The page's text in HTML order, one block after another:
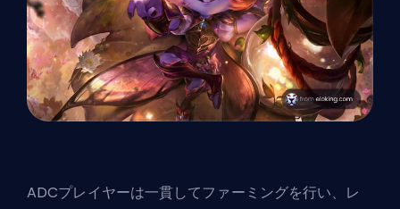
ADCプレイヤーは一貫してファーミングを行い、レ